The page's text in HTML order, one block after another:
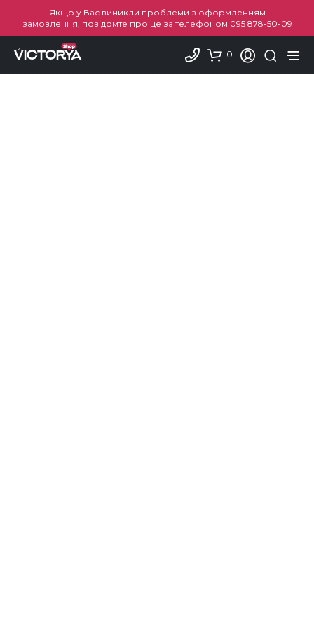
Якщо у Вас виникли проблеми з оформленням
замовлення, повідомте про це за телефоном 095 878-50-09
0